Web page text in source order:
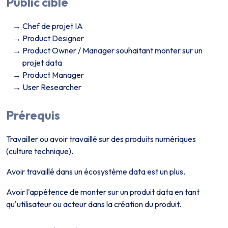
Chef de projet IA
Product Designer
Product Owner / Manager souhaitant monter sur un
projet data
Product Manager
User Researcher
Prérequis
Travailler ou avoir travaillé sur des produits numériques
(culture technique).
Avoir travaillé dans un écosystème data est un plus.
Avoir l'appétence de monter sur un produit data en tant
qu'utilisateur ou acteur dans la création du produit.